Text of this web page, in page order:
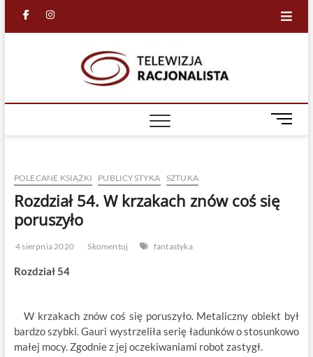
facebook
in
M
e
u
t
POLECANE KSIĄŻKI PUBLICYSTYKA SZTUKA
Rozdział 54. W krzakach znów coś się
poruszyło
4 sierpnia 2020 Skomentuj fantastyka
Rozdział 54
W krzakach znów coś się poruszyło. Metaliczny obiekt był
bardzo szybki. Gauri wystrzeliła serię ładunków o stosunkowo
małej mocy. Zgodnie z jej oczekiwaniami robot zastygł.